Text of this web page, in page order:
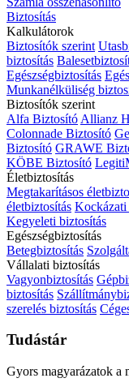
Biztosítás
Kalkulátorok
Biztosítók szerint
biztosítás
Egészségbiztosítás
Munkanélküliség
Biztosítók szerint
Alfa Biztosító Allianz
Colonnade Biztosító
Biztosító GRAWE
KÖBE Biztosító
Életbiztosítás
Megtakarításos
életbiztosítás Kockázati
Kegyeleti biztosítás
Egészségbiztosítás
Betegbiztosítás
Vállalati biztosítás
Vagyonbiztosítás
biztosítás
szerelés biztosítás
Tudástár
Gyors magyarázatok a